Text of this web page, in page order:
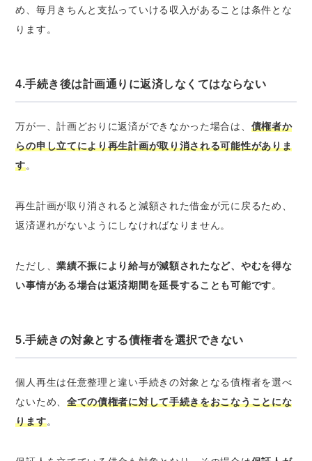
め、毎月きちんと支払っていける収入があることは条件とな
ります。
4.手続き後は計画通りに返済しなくてはならない
万が一、計画どおりに返済ができなかった場合は、 債権者か
らの申し立てにより再生計画が取り消される可能性がありま
す。
再生計画が取り消されると減額された借金が元に戻るため、
返済遅れがないようにしなければなりません。
ただし、業績不振により給与が減額されたなど、やむを得な
い事情がある場合は返済期間を延長することも可能です。
5.手続きの対象とする債権者を選択できない
個人再生は任意整理と違い手続きの対象となる債権者を選べ
ないため、 全ての債権者に対して手続きをおこなうことにな
ります。